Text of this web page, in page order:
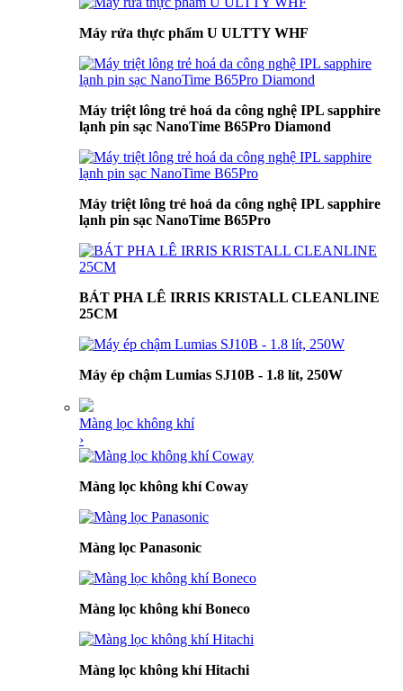
Máy rửa thực phẩm U ULTTY WHF
Máy triệt lông trẻ hoá da công nghệ IPL sapphire
lạnh pin sạc NanoTime B65Pro Diamond
Máy triệt lông trẻ hoá da công nghệ IPL sapphire
lạnh pin sạc NanoTime B65Pro
BÁT PHA LÊ IRRIS KRISTALL CLEANLINE
25CM
Máy ép chậm Lumias SJ10B - 1.8 lít, 250W
Màng lọc không khí
›
Màng lọc không khí Coway
Màng lọc Panasonic
Màng lọc không khí Boneco
Màng lọc không khí Hitachi